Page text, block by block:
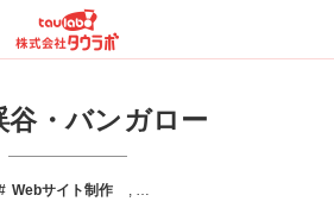
谷・バンガロー
Webサイト制作